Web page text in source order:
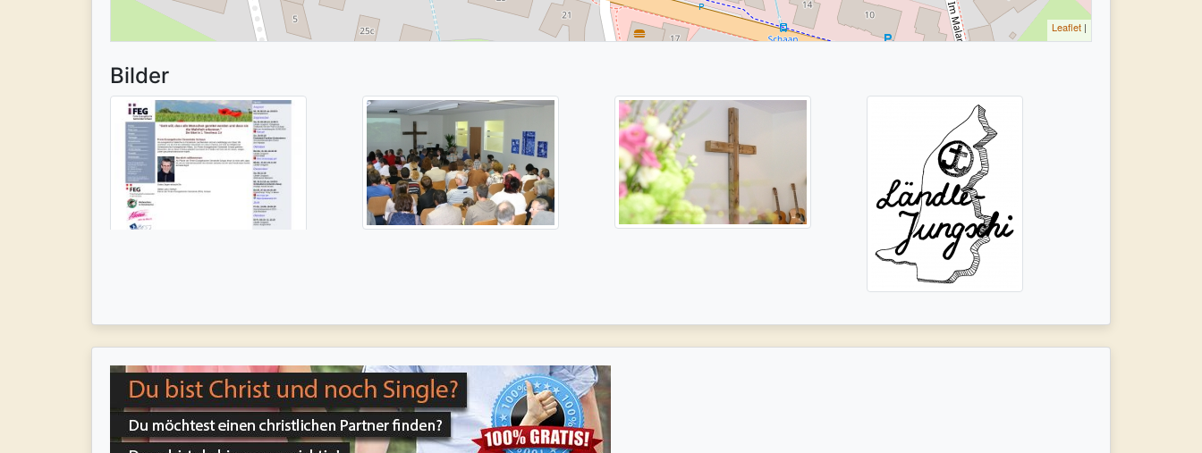
Leaflet |
Bilder